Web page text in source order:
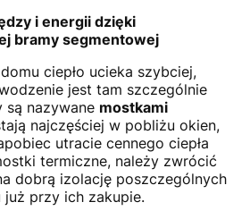
i energii dzięki
bramy segmentowej
ciepło ucieka szybciej,
jest tam szczególnie
są nazywane mostkami
najczęściej w pobliżu okien,
utracie cennego ciepła
termiczne, należy zwrócić
dobrą izolację poszczególnych
przy ich zakupie.